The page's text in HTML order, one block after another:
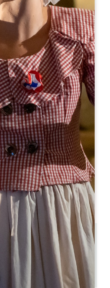
EMILION
40 04
J A S O N D
F
AM
S
AM
PM
S
AM
PM